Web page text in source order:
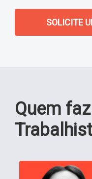
SOLICITE
Quem